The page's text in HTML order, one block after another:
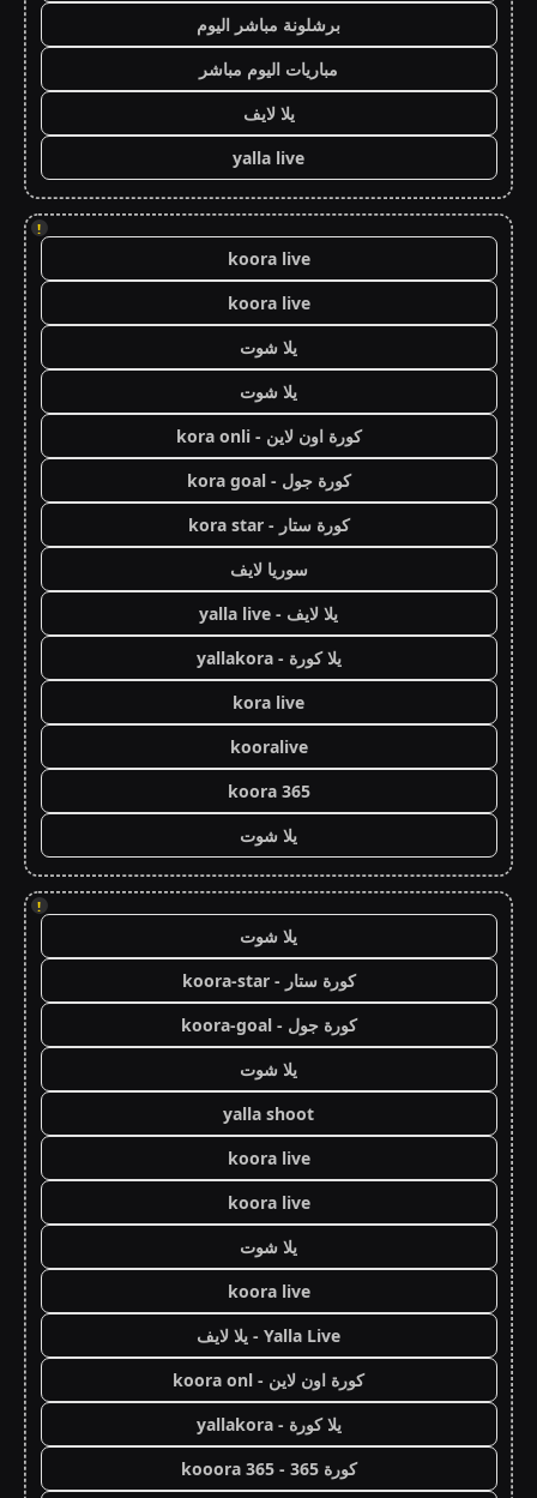
برشلونة مباشر اليوم
مباريات اليوم مباشر
يلا لايف
yalla live
!
koora live
koora live
يلا شوت
يلا شوت
كورة اون لاين - kora onli
كورة جول - kora goal
كورة ستار - kora star
سوريا لايف
يلا لايف - yalla live
يلا كورة - yallakora
kora live
kooralive
koora 365
يلا شوت
!
يلا شوت
كورة ستار - koora-star
كورة جول - koora-goal
يلا شوت
yalla shoot
koora live
koora live
يلا شوت
koora live
Yalla Live - يلا لايف
كورة اون لاين - koora onl
يلا كورة - yallakora
كورة 365 - kooora 365